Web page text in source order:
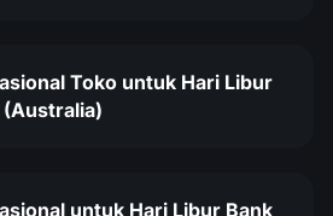
Toko untuk Hari Libur
(Australia)
untuk Hari Libur Bank